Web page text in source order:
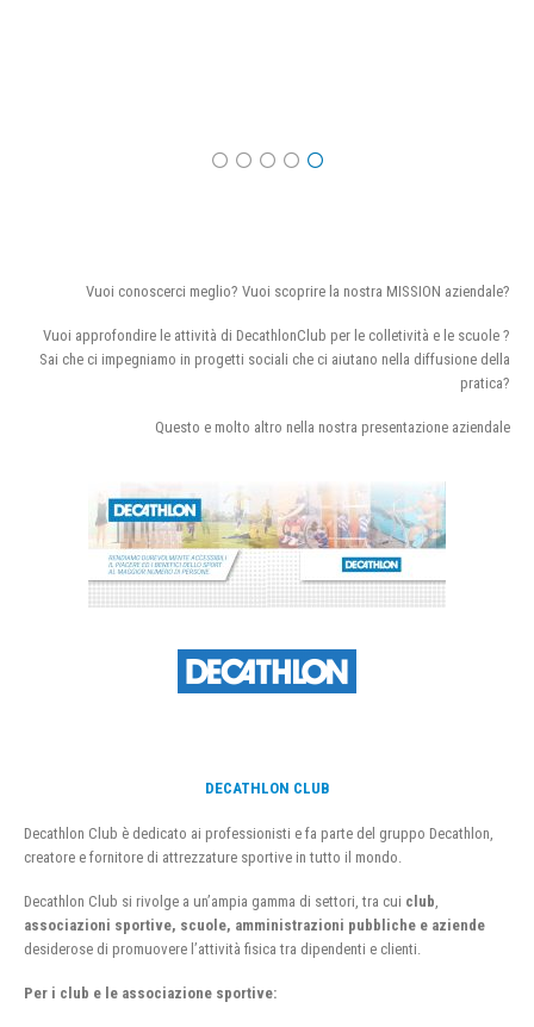
Vuoi conoscerci meglio? Vuoi scoprire la nostra MISSION aziendale?
Vuoi approfondire le attività di DecathlonClub per le colletività e le scuole ?
Sai che ci impegniamo in progetti sociali che ci aiutano nella diffusione della
pratica?
Questo e molto altro nella nostra presentazione aziendale
DECATHLON CLUB
Decathlon Club è dedicato ai professionisti e fa parte del gruppo Decathlon,
creatore e fornitore di attrezzature sportive in tutto il mondo.
Decathlon Club si rivolge a un’ampia gamma di settori, tra cui club
associazioni sportive, scuole, amministrazioni pubbliche e aziende
desiderose di promuovere l’attività fisica tra dipendenti e clienti.
Per i club e le associazione sportive: